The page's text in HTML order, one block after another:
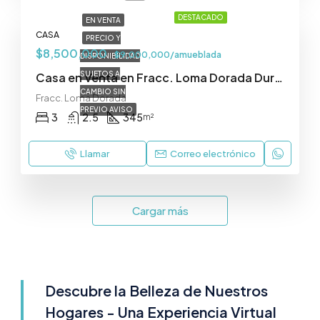
DESTACADO
EN VENTA
PRECIO Y
DISPONIBILIDAD
SUJETOS A
CAMBIO SIN
PREVIO AVISO
CASA
$8,500,000 $9,000,000/amueblada
Casa en Venta en Fracc. Loma Dorada Durango
Fracc. Loma Dorada
3 2.5 345m²
Llamar Correo electrónico
Cargar más
Descubre la Belleza de Nuestros
Hogares - Una Experiencia Virtual